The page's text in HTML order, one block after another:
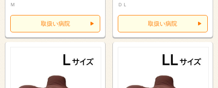
Ｍ
取扱い病院
ＤＬ
取扱い病院